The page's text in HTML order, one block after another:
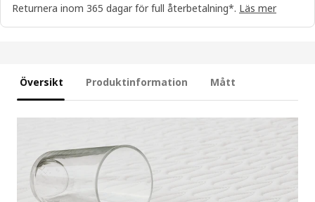
Returnera inom 365 dagar för full återbetalning*. Läs mer
Översikt Produktinformation Mått